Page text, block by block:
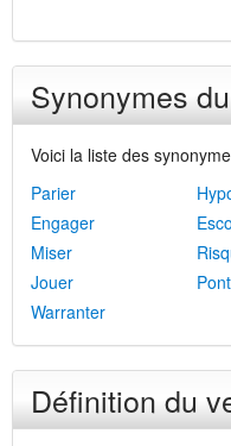
Synonymes
Voici la liste des
Parier
Engager
Miser
Jouer
Warranter
Définition du